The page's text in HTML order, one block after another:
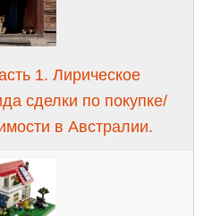
1. Лирическое
сделки по покупке/
в Австралии.